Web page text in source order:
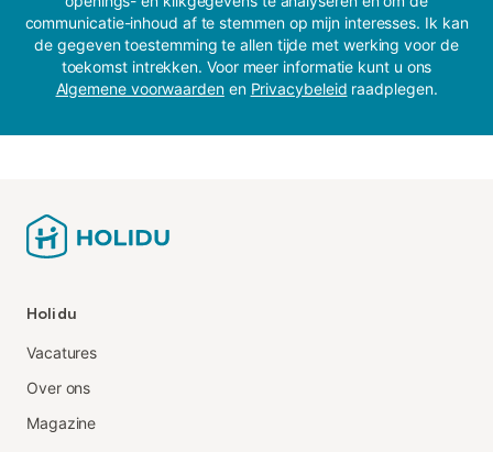
communicatie-inhoud af te stemmen op mijn interesses. Ik kan
de gegeven toestemming te allen tijde met werking voor de
toekomst intrekken. Voor meer informatie kunt u ons
Algemene voorwaardenen Privacybeleid raadplegen.
Holidu
Vacatures
Over ons
Magazine